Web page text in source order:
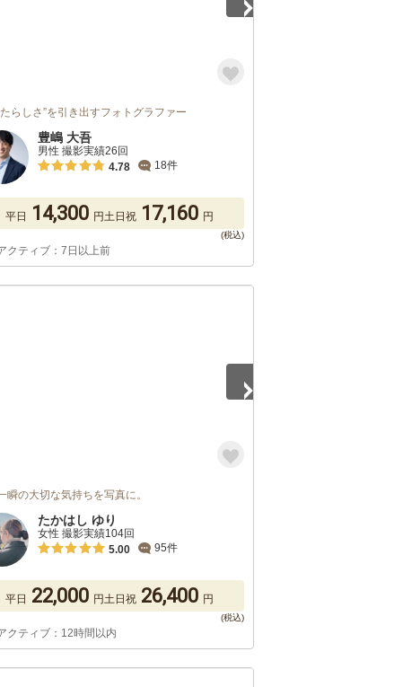
らしさ”を引き出すフォトグラファー
豊嶋 大吾
男性 撮影実績26回
4.78
18件
平日 14,300 円土日祝 17,160 円
クティブ：7日以上前
瞬の大切な気持ちを写真に。
たかはし ゆり
女性 撮影実績104回
5.00
95件
平日 22,000 円土日祝 26,400 円
クティブ：12時間以内